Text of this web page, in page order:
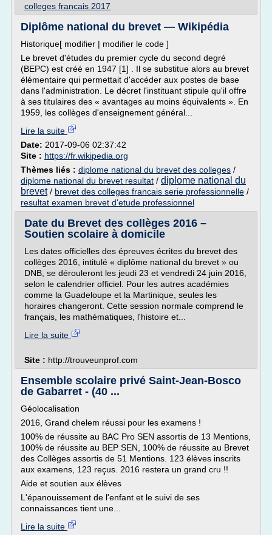
colleges francais 2017
Diplôme national du brevet — Wikipédia
Historique[ modifier | modifier le code ]
Le brevet d'études du premier cycle du second degré
(BEPC) est créé en 1947 [1] . Il se substitue alors au brevet
élémentaire qui permettait d'accéder aux postes de base
dans l'administration. Le décret l'instituant stipule qu'il offre
à ses titulaires des « avantages au moins équivalents ». En
1959, les collèges d'enseignement général...
Lire la suite
Date: 2017-09-06 02:37:42
Site : https://fr.wikipedia.org
Thèmes liés : diplome national du brevet des colleges /
diplome national du brevet resultat / diplome national du
brevet/ brevet des colleges francais serie professionnelle /
resultat examen brevet d'etude professionnel
Date du Brevet des collèges 2016 –
Soutien scolaire à domicile
Les dates officielles des épreuves écrites du brevet des
collèges 2016, intitulé « diplôme national du brevet » ou
DNB, se dérouleront les jeudi 23 et vendredi 24 juin 2016,
selon le calendrier officiel. Pour les autres académies
comme la Guadeloupe et la Martinique, seules les
horaires changeront. Cette session normale comprend le
français, les mathématiques, l'histoire et...
Lire la suite
Site : http://trouveunprof.com
Ensemble scolaire privé Saint-Jean-Bosco
de Gabarret - (40 ...
Géolocalisation
2016, Grand chelem réussi pour les examens !
100% de réussite au BAC Pro SEN assortis de 13 Mentions,
100% de réussite au BEP SEN, 100% de réussite au Brevet
des Collèges assortis de 51 Mentions. 123 élèves inscrits
aux examens, 123 reçus. 2016 restera un grand cru !!
Aide et soutien aux élèves
L'épanouissement de l'enfant et le suivi de ses
connaissances tient une...
Lire la suite